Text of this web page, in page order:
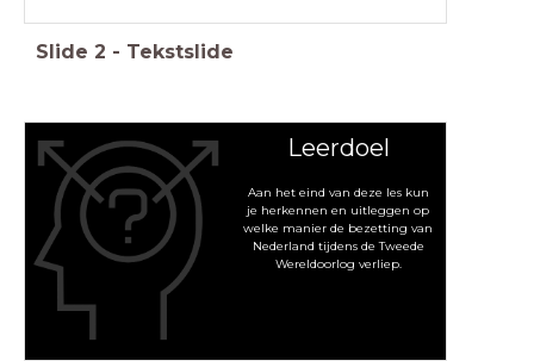
Slide 2 - Tekstslide
Leerdoel
Aan het eind van deze les kun
je herkennen en uitleggen op
welke manier de bezetting van
Nederland tijdens de Tweede
Wereldoorlog verliep.